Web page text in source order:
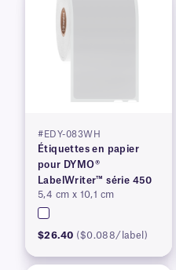
#EDY-083WH
Étiquettes en papier
pour DYMO®
LabelWriter™ série 450
5,4 cm x 10,1 cm
$26.40 ($0.088/label)